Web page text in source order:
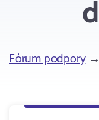
Fórum podpory→